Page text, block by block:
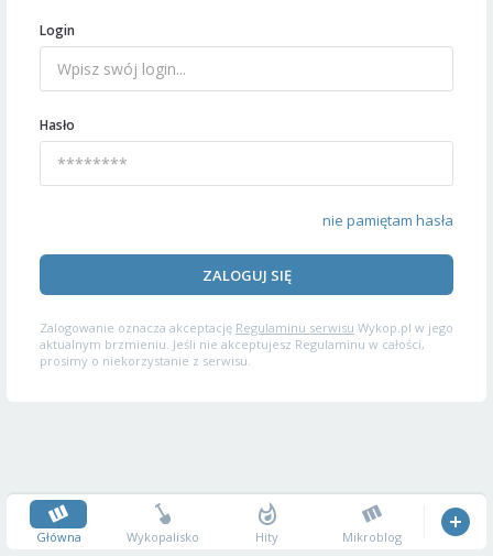
Login
Hasło
nie pamiętam hasła
ZALOGUJ SIĘ
Zalogowanie oznacza akceptację Regulaminu serwisu Wykop.pl w jego
aktualnym brzmieniu. Jeśli nie akceptujesz Regulaminu w całości,
prosimy o niekorzystanie z serwisu.
Główna Wykopalisko Hity Mikroblog